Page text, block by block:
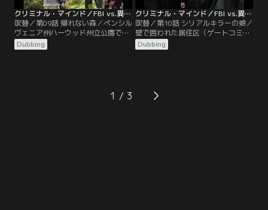
クリミナル・マインド／FBI vs.異常犯罪 シーズン6 第09話／吹替
吹替／第09話 帰れない森／ペンシル
ヴェニア州ハーウッド州立公園で少
年の遺体が発見された。発見場所が
14の州を通り3500キロにも渡るア
プの事件を調査していくと、なんと
同一犯が10年間で12人もの子供を誘
Dubbing
クリミナル・マインド／FBI vs.異常犯罪 シーズン6 第10話／吹替
吹替／第10話 シリアルキラーの娘／
壁で囲われた居住区（ゲートコミュ
ニティー）の中で、2ヵ月で3人の女
性が殺された。警備が万全であるこ
ため、プロファイリングが難航。そ
こでホッチは、訓練生のアシュレイ
Dubbing
1